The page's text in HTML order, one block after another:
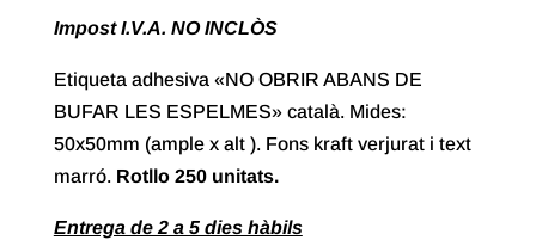
Impost I.V.A. NO INCLÒS
Etiqueta adhesiva «NO OBRIR ABANS DE
BUFAR LES ESPELMES» català. Mides:
50x50mm (ample x alt ). Fons kraft verjurat i text
marró. Rotllo 250 unitats.
Entrega de 2 a 5 dies hàbils